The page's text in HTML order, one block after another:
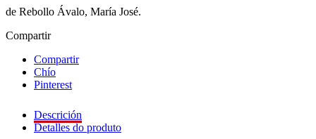
de Rebollo Ávalo, María José.
Compartir
Compartir
Chío
Pinterest
Descrición
Detalles do produto